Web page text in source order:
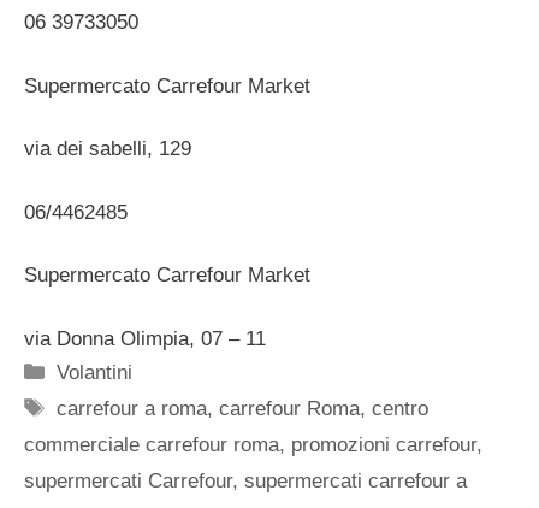
06 39733050
Supermercato Carrefour Market
via dei sabelli, 129
06/4462485
Supermercato Carrefour Market
via Donna Olimpia, 07 – 11
Categorie
Volantini
Tag
carrefour a roma,carrefour Roma,centro
commerciale carrefour roma, promozioni carrefour,
supermercati Carrefour, supermercati carrefour a